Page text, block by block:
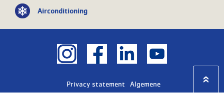
Airconditioning
Privacy statement
Algemene